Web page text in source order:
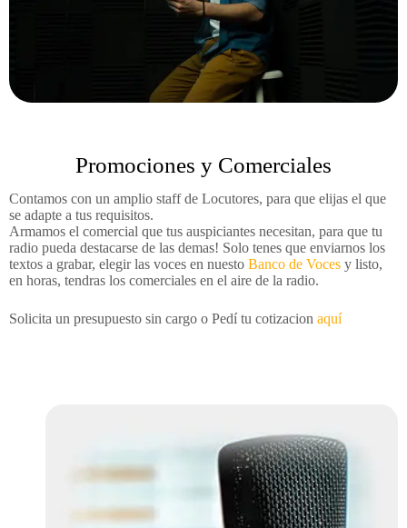
Promociones y Comerciales​
Contamos con un amplio staff de Locutores, para que elijas el que
se adapte a tus requisitos.
Armamos el comercial que tus auspiciantes necesitan, para que tu
radio pueda destacarse de las demas! Solo tenes que enviarnos los
textos a grabar, elegir las voces en nuesto Banco de Voces y listo,
en horas, tendras los comerciales en el aire de la radio.
Solicita un presupuesto sin cargo o Pedí tu cotizacion aquí